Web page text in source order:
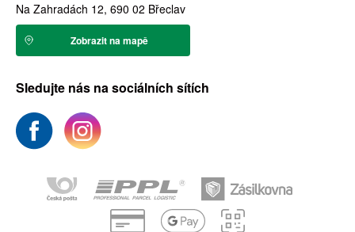
Na Zahradách 12, 690 02 Břeclav
Zobrazit na mapě
Sledujte nás na sociálních sítích